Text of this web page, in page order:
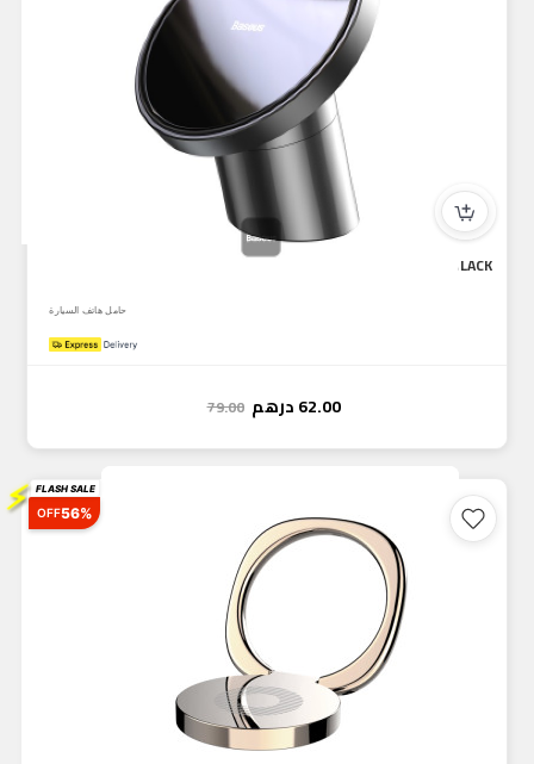
حامل هاتف السيارة
62.00درهم 79.00
⚡ FLASH SALE
56%
OFF